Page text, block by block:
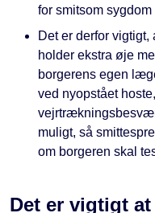
for smitsom sygdom
Det er derfor
holder ekstra øje
borgerens egen
ved nyopstået
muligt, så
om borgeren skal
Det er vigtigt